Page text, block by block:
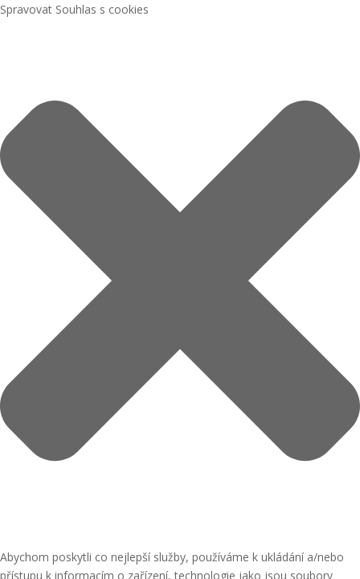
Spravovat Souhlas s cookies
Abychom poskytli co nejlepší služby, používáme k ukládání a/nebo
přístupu k informacím o zařízení, technologie jako jsou soubory